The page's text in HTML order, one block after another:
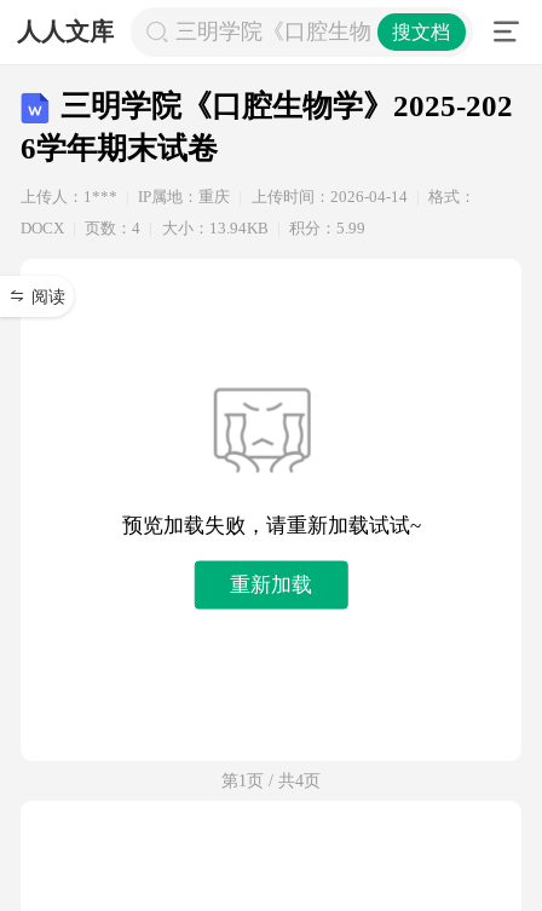
人人文库 三明学院《口腔生物学》2025-2026学
搜文档
三明学院《口腔生物学》2025-202
6学年期末试卷
上传人：1*** IP属地：重庆 上传时间：2026-04-14
格式：
DOCX
页数：4 大小：13.94KB 积分：5.99
阅读
预览加载失败，请重新加载试试~
重新加载
第1页 / 共4页